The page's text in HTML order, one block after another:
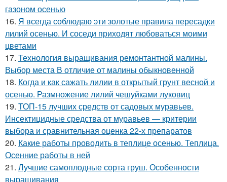
газоном осенью
16. Я всегда соблюдаю эти золотые правила пересадки
лилий осенью. И соседи приходят любоваться моими
цветами
17. Технология выращивания ремонтантной малины.
Выбор места В отличие от малины обыкновенной
18. Когда и как сажать лилии в открытый грунт весной и
осенью. Размножение лилий чешуйками луковиц
19. ТОП-15 лучших средств от садовых муравьев.
Инсектицидные средства от муравьев — критерии
выбора и сравнительная оценка 22-х препаратов
20. Какие работы проводить в теплице осенью. Теплица.
Осенние работы в ней
21. Лучшие самоплодные сорта груш. Особенности
выращивания